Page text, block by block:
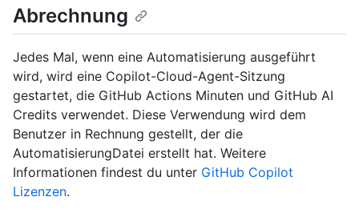
Abrechnung
Jedes Mal, wenn eine Automatisierung ausgeführt
wird, wird eine Copilot-Cloud-Agent-Sitzung
gestartet, die GitHub Actions Minuten und GitHub AI
Credits verwendet. Diese Verwendung wird dem
Benutzer in Rechnung gestellt, der die
AutomatisierungDatei erstellt hat. Weitere
Informationen findest du unter GitHub Copilot
Lizenzen.